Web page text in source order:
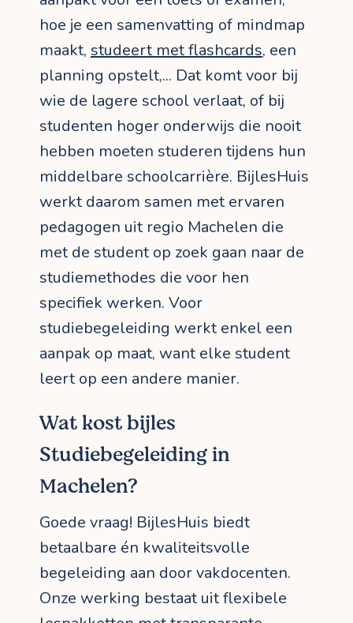
hoe je een samenvatting of mindmap
maakt, studeert met flashcards, een
planning opstelt,... Dat komt voor bij
wie de lagere school verlaat, of bij
studenten hoger onderwijs die nooit
hebben moeten studeren tijdens hun
middelbare schoolcarrière. BijlesHuis
werkt daarom samen met ervaren
pedagogen uit regio Machelen die
met de student op zoek gaan naar de
studiemethodes die voor hen
specifiek werken. Voor
studiebegeleiding werkt enkel een
aanpak op maat, want elke student
leert op een andere manier.
Wat kost bijles
Studiebegeleiding in
Machelen?
Goede vraag! BijlesHuis biedt
betaalbare én kwaliteitsvolle
begeleiding aan door vakdocenten.
Onze werking bestaat uit flexibele